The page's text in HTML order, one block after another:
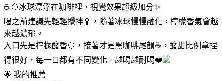
☕🍋冰球漂浮在咖啡裡，視覺效果超級加分✨
喝之前建議先輕輕攪拌🥄，隨著冰球慢慢融化，檸檬香氣會越
來越濃郁。
入口先是檸檬酸香🍋，接著才是黑咖啡尾韻☕，酸甜比例拿捏
得很好，每一口都有不同變化，越喝越耐喝❤️
🌟 我的推薦